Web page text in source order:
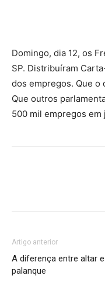
Domingo, dia 12, os
SP. Distribuíram
dos empregos. Que o
Que outros
500 mil empregos em
Artigo anterior
A diferença entre altar e
palanque